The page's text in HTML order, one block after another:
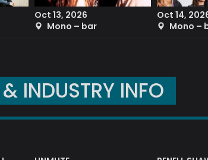
Oct 13, 2026
Mono – bar
Oct 14,
Mono –
INDUSTRY INFO